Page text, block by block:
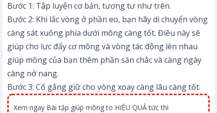
Bước 1: Tập luyện cơ bản, tương tư như trên.
Bước 2: Khi lắc vòng ở phần eo, bạn hãy di chuyển vòng
càng sát xuống phía dưới mông càng tốt. Điều này sẽ
giúp cho lực đẩy cơ mông và vòng tác động lên nhau
giúp mông của bạn thêm phần săn chắc và càng ngày
càng nở nang.
Bước 3: Cố gắng giữ cho vòng xoay càng lâu càng tốt.
Xem ngay Bài tập giúp mông to HIỆU QUẢ tức thì